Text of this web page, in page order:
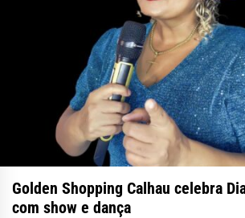
Golden Shopping Calhau celebra
com show e dança